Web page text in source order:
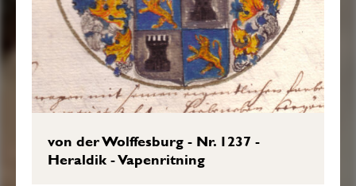
von der Wolffesburg - Nr. 1237 -
Heraldik - Vapenritning